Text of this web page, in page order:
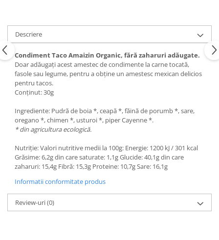
Descriere
Condiment Taco Amaizin Organic, fără zaharuri adăugate.
Doar adăugați acest amestec de condimente la carne tocată,
fasole sau legume, pentru a obține un amestesc mexican delicios
pentru tacos.
Conținut: 30g
Ingrediente: Pudră de boia *, ceapă *, făină de porumb *, sare,
oregano *, chimen *, usturoi *, piper Cayenne *.
* din agricultura ecologică.
Nutriție: Valori nutritive medii la 100g: Energie: 1200 kJ / 301 kcal
Grăsime: 6,2g din care saturate: 1,1g Glucide: 40,1g din care
zaharuri: 15,4g Fibră: 15,3g Proteine: 10,7g Sare: 16,1g
Informatii conformitate produs
Review-uri(0)